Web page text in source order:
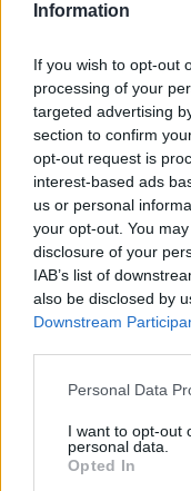
Information
If you wish to opt-out
processing of your
targeted advertising
section to confirm
opt-out request is
interest-based ads
us or personal
your opt-out. You
disclosure of your
IAB’s list of
also be disclosed by
Downstream
Personal Data
I want to opt-out
personal data.
Opted In
Var arī
1:1 – 1 kg augļu
iepakojuma, jo
stiprības).)
4. Gatavības
Uz šķīvja
turas pilienā.
Masai ir
5. Pildīšana
Burkas un
Karstu